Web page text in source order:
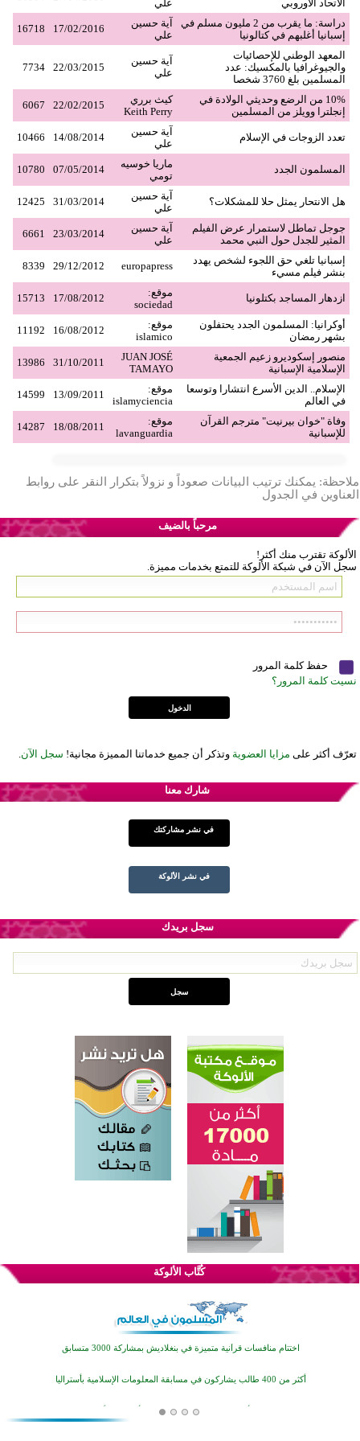
الاتحاد الأوروبي
علي
دراسة: ما يقرب من 2 مليون مسلم في
إسبانيا أغلبهم في كتالونيا
آية حسين
علي
17/02/2016
16718
المعهد الوطني للإحصائيات
والجيوغرافيا بالمكسيك: عدد
المسلمين بلغ 3760 شخصا
آية حسين
علي
22/03/2015
7734
10% من الرضع وحديثي الولادة في
إنجلترا وويلز من المسلمين
كيث برري
Keith Perry
22/02/2015
6067
تعدد الزوجات في الإسلام
آية حسين
علي
14/08/2014
10466
المسلمون الجدد
ماريا خوسيه
تومي
07/05/2014
10780
هل الانتحار يمثل حلا للمشكلات؟
آية حسين
علي
31/03/2014
12425
جوجل تماطل لاستمرار عرض الفيلم
المثير للجدل حول النبي محمد
آية حسين
علي
23/03/2014
6661
إسبانيا تلغي حق اللجوء لشخص يهدد
بنشر فيلم مسيء
europapress
29/12/2012
8339
ازدهار المساجد بكتلونيا
موقع:
sociedad
17/08/2012
15713
أوكرانيا: المسلمون الجدد يحتفلون
بشهر رمضان
موقع:
islamico
16/08/2012
11192
منصور إسكوديرو زعيم الجمعية
الإسلامية الإسبانية
JUAN JOSÉ
TAMAYO
31/10/2011
13986
الإسلام.. الدين الأسرع انتشارا وتوسعا
في العالم
موقع:
islamyciencia
13/09/2011
14599
وفاة "خوان بيرنيت" مترجم القرآن
للإسبانية
موقع:
lavanguardia
18/08/2011
14287
ملاحظة: يمكنك ترتيب البيانات صعوداً و نزولاً بتكرار النقر على روابط
العناوين في الجدول
مرحباً بالضيف
الألوكة تقترب منك أكثر!
سجل الآن في شبكة الألوكة للتمتع بخدمات مميزة.
حفظ كلمة المرور
نسيت كلمة المرور؟
تعرّف أكثر على مزايا العضوية وتذكر أن جميع خدماتنا المميزة مجانية! سجل الآن.
شارك معنا
في نشر مشاركتك
في نشر الألوكة
سجل بريدك
كُتَّاب الألوكة
اختتام الدورة التاسعة لمسابقة حفظ وتلاوة القرآن الكريم في أزناكاييف
تيسليتش تختتم برنامجا تعليميا لتعزيز القيم وبناء الشخصية للشباب المسلمين
اختتام منافسات قرآنية متميزة في بنغلاديش بمشاركة 3000 متسابق
أكثر من 400 طالب يشاركون في مسابقة المعلومات الإسلامية بأستراليا
افتتاح تاريخي لأول مسجد في بلييفليا بالجبل الأسود منذ أكثر من قرن